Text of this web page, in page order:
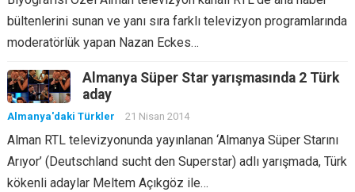
bültenlerini sunan ve yanı sıra farklı televizyon programlarında
moderatörlük yapan Nazan Eckes…
Almanya Süper Star yarışmasında 2 Türk
aday
Almanya'daki Türkler 21 Nisan 2014
Alman RTL televizyonunda yayınlanan ‘Almanya Süper Starını
Arıyor’ (Deutschland sucht den Superstar) adlı yarışmada, Türk
kökenli adaylar Meltem Açıkgöz ile…